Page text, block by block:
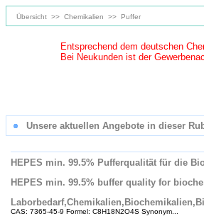
Übersicht >> Chemikalien >> Puffer
Entsprechend dem deutschen
Bei Neukunden ist der
Unsere aktuellen Angebote in dieser
HEPES min. 99.5% Pufferqualität für die
HEPES min. 99.5% buffer quality for
CAS: 7365-45-9 Formel: C8H18N2O4S Synonym...